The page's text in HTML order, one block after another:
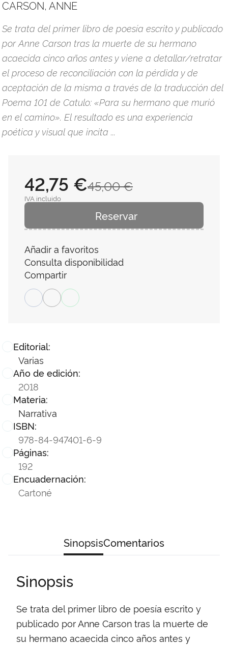
CARSON, ANNE
Se trata del primer libro de poesía escrito y publicado
por Anne Carson tras la muerte de su hermano
acaecida cinco años antes y viene a detallar/retratar
el proceso de reconciliación con la pérdida y de
aceptación de la misma a través de la traducción del
Poema 101 de Catulo: «Para su hermano que murió
en el camino». El resultado es una experiencia
poética y visual que incita ...
Editorial:
Varias
Año de edición:
2018
Materia:
Narrativa
ISBN:
978-84-947401-6-9
Páginas:
192
Encuadernación:
Cartoné
45,00 €
42,75 €
IVA incluido
Reservar
Añadir a favoritos
Consulta disponibilidad
Compartir
SinopsisComentarios
Sinopsis
Se trata del primer libro de poesía escrito y
publicado por Anne Carson tras la muerte de
su hermano acaecida cinco años antes y